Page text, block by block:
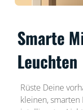
Smarte
Leuchten
Rüste Deine
kleinen,